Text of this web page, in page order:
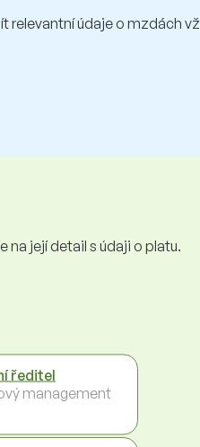
relevantní údaje o mzdách
na její detail s údaji o platu.
ředitel
management